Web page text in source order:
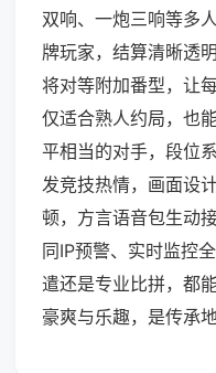
双响、一炮三响等多
牌玩家，结算清晰透
将对等附加番型，让
仅适合熟人约局，也
平相当的对手，段位
发竞技热情，画面设
顿，方言语音包生动
同IP预警、实时监控
遣还是专业比拼，都
豪爽与乐趣，是传承